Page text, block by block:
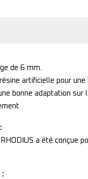
de 6 mm.
artificielle pour
bonne adaptation sur
a été conçue
: